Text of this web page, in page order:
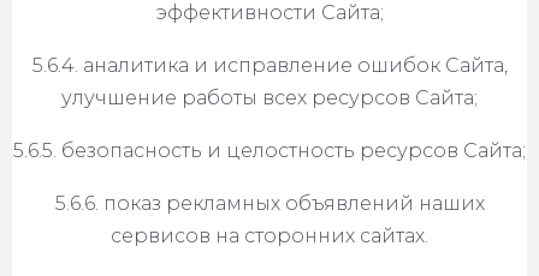
эффективности Сайта;
5.6.4. аналитика и исправление ошибок Сайта,
улучшение работы всех ресурсов Сайта;
5.6.5. безопасность и целостность ресурсов Сайта;
5.6.6. показ рекламных объявлений наших
сервисов на сторонних сайтах.